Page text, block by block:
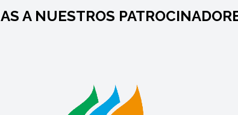
A NUESTROS